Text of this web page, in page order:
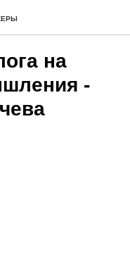
на
-